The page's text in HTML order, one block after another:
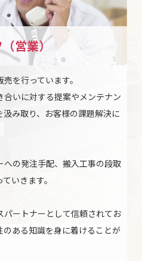
営業）
を行っています。
いに対する提案やメンテナン
み取り、お客様の課題解決に
への発注手配、搬入工事の段取
いきます。
ートナーとして信頼されてお
のある知識を身に着けることが